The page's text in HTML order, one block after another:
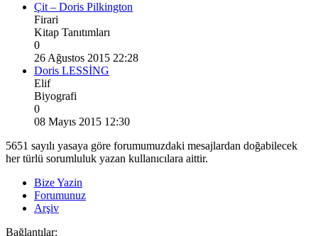
Çit – Doris Pilkington
Firari
Kitap Tanıtımları
0
26 Ağustos 2015 22:28
Doris LESSİNG
Elif
Biyografi
0
08 Mayıs 2015 12:30
5651 sayılı yasaya göre forumumuzdaki mesajlardan doğabilecek
her türlü sorumluluk yazan kullanıcılara aittir.
Bize Yazin
Forumunuz
Arşiv
Bağlantılar: